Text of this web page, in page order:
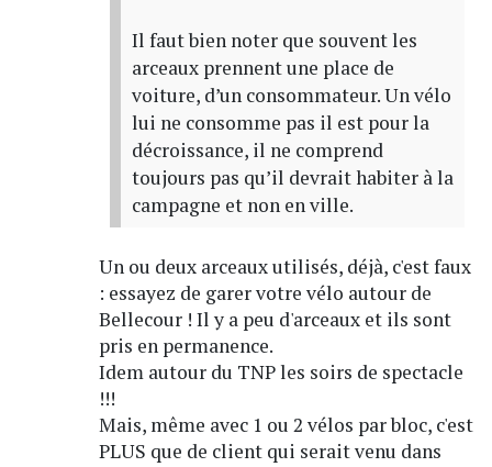
Il faut bien noter que souvent les
arceaux prennent une place de
voiture, d’un consommateur. Un vélo
lui ne consomme pas il est pour la
décroissance, il ne comprend
toujours pas qu’il devrait habiter à la
campagne et non en ville.
Un ou deux arceaux utilisés, déjà, c'est faux
: essayez de garer votre vélo autour de
Bellecour ! Il y a peu d'arceaux et ils sont
pris en permanence.
Idem autour du TNP les soirs de spectacle
!!!
Mais, même avec 1 ou 2 vélos par bloc, c'est
PLUS que de client qui serait venu dans